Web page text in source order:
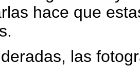
hace que
las